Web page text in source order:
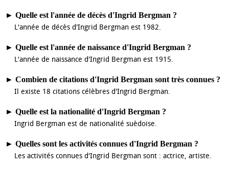
► Quelle est l'année de décès d'Ingrid Bergman ?
L'année de décès d'Ingrid Bergman est 1982.
► Quelle est l'année de naissance d'Ingrid Bergman ?
L'année de naissance d'Ingrid Bergman est 1915.
► Combien de citations d'Ingrid Bergman sont très connues ?
Il existe 18 citations célèbres d'Ingrid Bergman.
► Quelle est la nationalité d'Ingrid Bergman ?
Ingrid Bergman est de nationalité suèdoise.
► Quelles sont les activités connues d'Ingrid Bergman ?
Les activités connues d'Ingrid Bergman sont : actrice, artiste.